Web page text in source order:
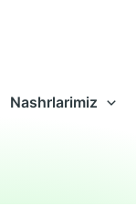
Nashrlarimiz